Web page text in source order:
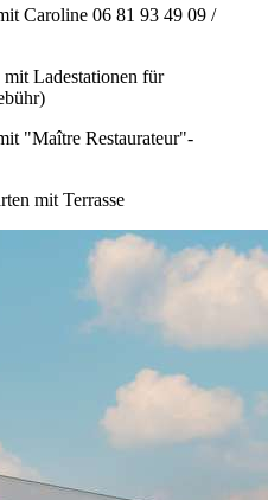
Caroline 06 81 93 49 09 /
Ladestationen für
"Maître Restaurateur"-
mit Terrasse